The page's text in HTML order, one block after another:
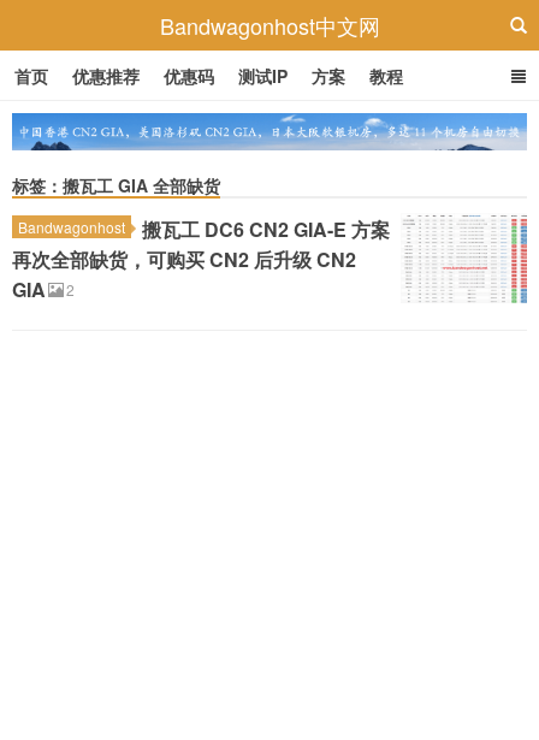
Bandwagonhost中文网
首页 优惠推荐 优惠码 测试IP 方案 教程
标签：搬瓦工 GIA 全部缺货
Bandwagonhost
搬瓦工 DC6 CN2 GIA-E 方案
再次全部缺货，可购买 CN2 后升级 CN2
GIA
2